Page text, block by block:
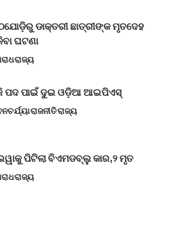
ଡାକ୍ତରୀ ଛାତ୍ରୀଙ୍କ ମୃତଦେହ
ଘଟଣା
ରାଜ୍ୟ
ପଦ ପାଇଁ ଦୁଇ ଓଡ଼ିଆ ଆଇପିଏସ୍
ରାଜନୀତିରାଜ୍ୟ
ପିଟିଲା ବିଏମଡବ୍ଲୁ କାର,୨ ମୃତ
ରାଜ୍ୟ